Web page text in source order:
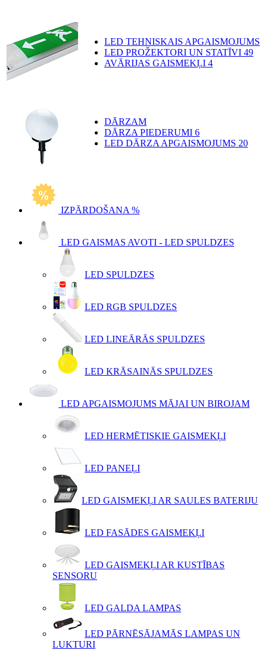
LED TEHNISKAIS APGAISMOJUMS
LED PROŽEKTORI UN STATĪVI 49
AVĀRIJAS GAISMEKĻI 4
DĀRZAM
DĀRZA PIEDERUMI 6
LED DĀRZA APGAISMOJUMS 20
IZPĀRDOŠANA %
LED GAISMAS AVOTI - LED SPULDZES
LED SPULDZES
LED RGB SPULDZES
LED LINEĀRĀS SPULDZES
LED KRĀSAINĀS SPULDZES
LED APGAISMOJUMS MĀJAI UN BIROJAM
LED HERMĒTISKIE GAISMEKĻI
LED PANEĻI
LED GAISMEKĻI AR SAULES BATERIJU
LED FASĀDES GAISMEKĻI
LED GAISMEKĻI AR KUSTĪBAS
SENSORU
LED GALDA LAMPAS
LED PĀRNĒSĀJAMĀS LAMPAS UN
LUKTURI